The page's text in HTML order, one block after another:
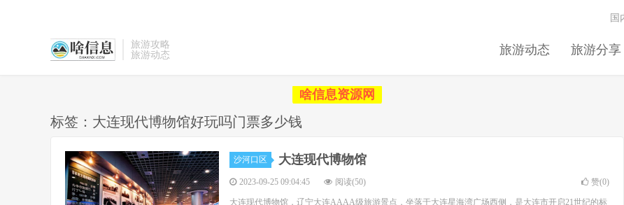
旅游攻略
旅游动态
旅游动态 旅游分享
国
啥信息资源网
标签：大连现代博物馆好玩吗门票多少钱
沙河口区 大连现代博物馆
2023-09-25 09:04:45 阅读(50) 赞(0)
大连现代博物馆，辽宁大连AAAA级旅游景点，坐落于大连星海湾广场西侧，是大连市开启21世纪的标